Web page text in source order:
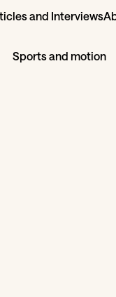
and Interviews
Sports and motion